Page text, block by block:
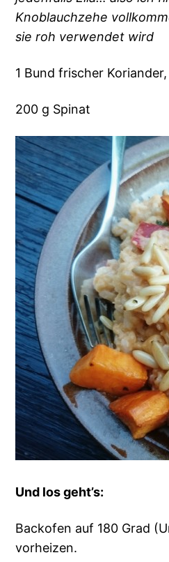
Knoblauchzehe
sie roh verwendet wird
1 Bund frischer
200 g Spinat
Und los geht’s:
Backofen auf 180 Grad
vorheizen.